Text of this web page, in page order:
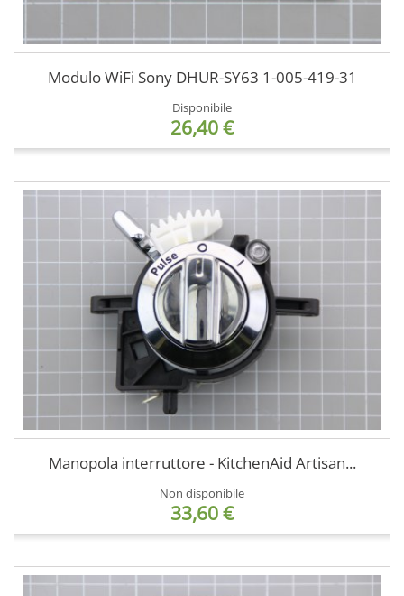
Modulo WiFi Sony DHUR-SY63 1-005-419-31
Disponibile
26,40 €
Manopola interruttore - KitchenAid Artisan...
Non disponibile
33,60 €